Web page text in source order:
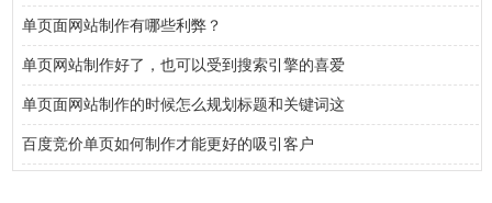
单页面网站制作有哪些利弊？
单页网站制作好了，也可以受到搜索引擎的喜爱
单页面网站制作的时候怎么规划标题和关键词这
百度竞价单页如何制作才能更好的吸引客户